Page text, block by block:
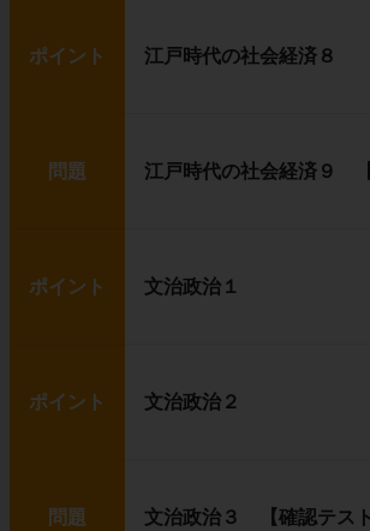
ポイント 江戸時代の社会経済８
問題 江戸時代の社会経済９ 【
ポイント 文治政治１
ポイント 文治政治２
問題 文治政治３ 【確認テスト